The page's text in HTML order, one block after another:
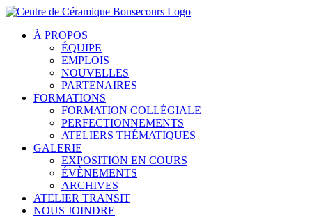
Skip
contentÀ PROPOS
ÉQUIPE
EMPLOIS
NOUVELLES
PARTENAIRES
FORMATIONS
FORMATION COLLÉGIALE
PERFECTIONNEMENTS
ATELIERS THÉMATIQUES
GALERIE
EXPOSITION EN COURS
ÉVÈNEMENTS
ARCHIVES
ATELIER TRANSIT
NOUS JOINDRE